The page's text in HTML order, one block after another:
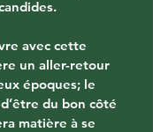
avec cette
un aller-retour
époques; le
du bon côté
matière à se